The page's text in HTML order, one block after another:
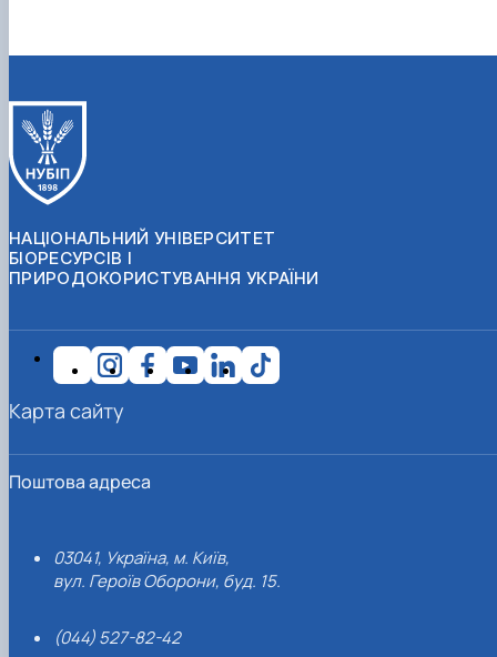
НАЦІОНАЛЬНИЙ УНІВЕРСИТЕТ
БІОРЕСУРСІВ І
ПРИРОДОКОРИСТУВАННЯ УКРАЇНИ
Поштова адреса
03041, Україна, м. Київ,
вул. Героїв Оборони, буд. 15.
(044) 527-82-42
Карта сайту